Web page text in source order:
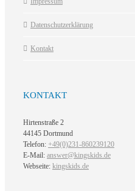
Datenschutzerklärung
Kontakt
KONTAKT
Hirtenstraße 2
44145 Dortmund
Telefon: +49(0)231-860239120
E-Mail: answer@kingskids.de
Webseite: kingskids.de